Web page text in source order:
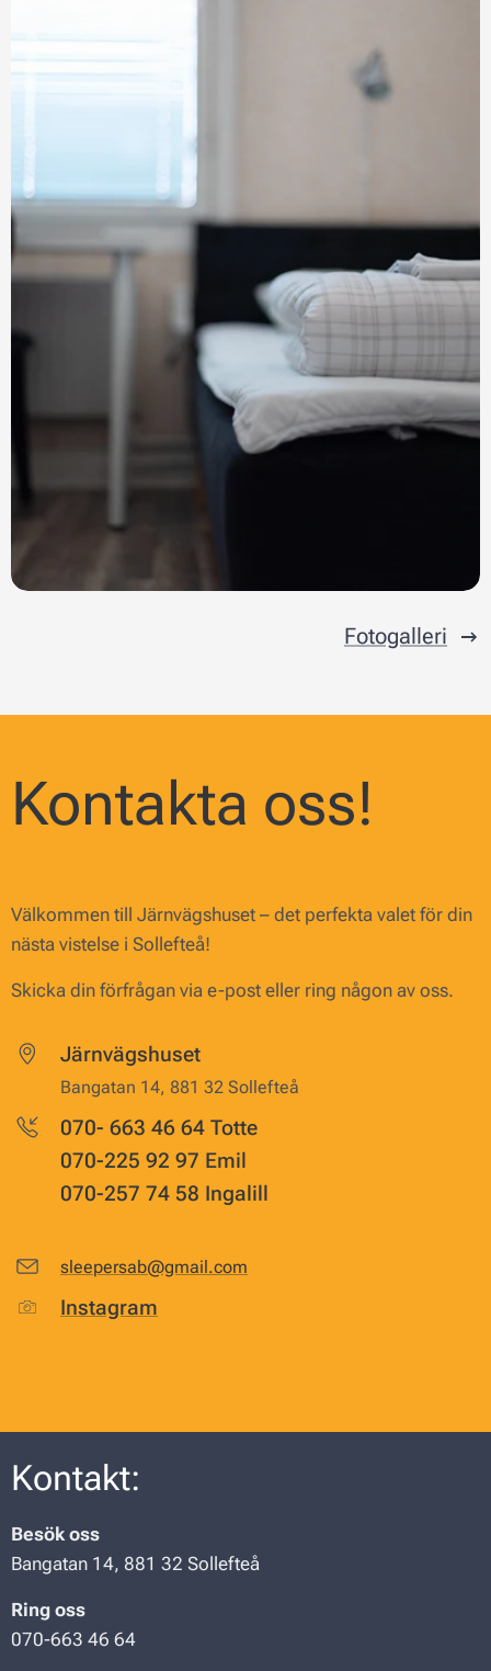
Fotogalleri
Kontakta oss!
Välkommen till Järnvägshuset – det perfekta valet för din
nästa vistelse i Sollefteå!
Skicka din förfrågan via e-post eller ring någon av oss.
Järnvägshuset
Bangatan 14, 881 32 Sollefteå
070- 663 46 64 Totte
070-225 92 97 Emil
070-257 74 58 Ingalill
sleepersab@gmail.com
Instagram
Kontakt:
Besök oss
Bangatan 14, 881 32 Sollefteå
Ring oss
070-663 46 64